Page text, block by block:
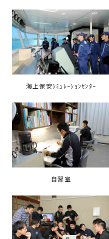
海上保安ｼﾐｭﾚｰｼｮﾝｾﾝﾀｰ
自習室